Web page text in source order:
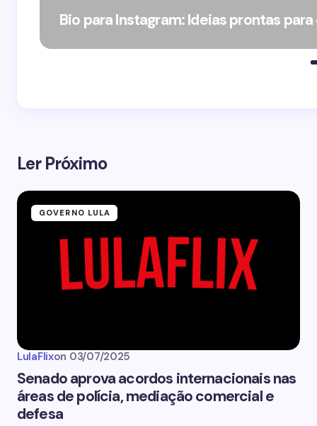
Bio para Instagram: Ideias prontas
Ler Próximo
GOVERNO LULA
LulaFlixon 03/07/2025
Senado aprova acordos internacionais nas
áreas de polícia, mediação comercial e
defesa